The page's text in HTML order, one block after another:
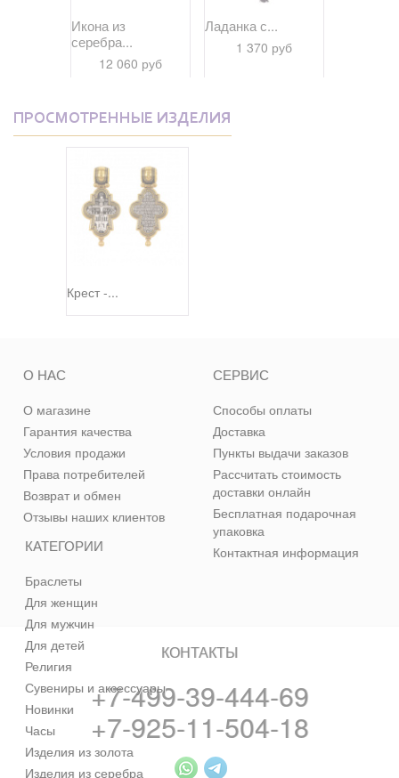
Икона из
серебра...
12 060 руб
Ладанка с...
1 370 руб
ПРОСМОТРЕННЫЕ ИЗДЕЛИЯ
Крест -...
КАТЕГОРИИ
Браслеты
Для женщин
Для мужчин
Для детей
Религия
Сувениры и аксессуары
Новинки
Часы
Изделия из золота
Изделия из серебра
О НАС
О магазине
Гарантия качества
Условия продажи
Права потребителей
Возврат и обмен
Отзывы наших клиентов
СЕРВИС
Способы оплаты
Доставка
Пункты выдачи заказов
Рассчитать стоимость
доставки онлайн
Бесплатная подарочная
упаковка
Контактная информация
КОНТАКТЫ
+7-499-39-444-69
+7-925-11-504-18